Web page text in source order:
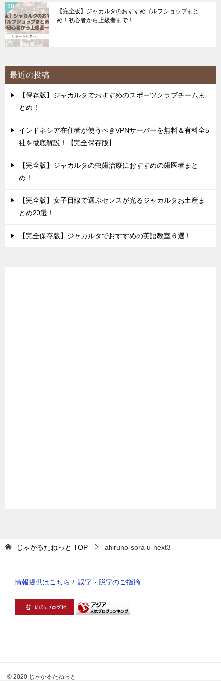
【完全版】ジャカルタのおすすめゴルフショップまと
め！初心者から上級者まで！
最近の投稿
【保存版】ジャカルタでおすすめのスポーツクラブチームま
とめ！
インドネシア在住者が使うべきVPNサーバーを無料＆有料全5
社を徹底解説！【完全保存版】
【完全版】ジャカルタの虫歯治療におすすめの歯医者まと
め！
【完全版】女子目線で選ぶセンスが光るジャカルタお土産ま
とめ20選！
【完全保存版】ジャカルタでおすすめの英語教室６選！
じゃかるたねっと TOP ahiruno-sora-u-next3
情報提供はこちら / 誤字・脱字のご指摘
© 2020 じゃかるたねっと